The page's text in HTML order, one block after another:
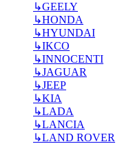
↳GEELY
↳HONDA
↳HYUNDAI
↳IKCO
↳INNOCENTI
↳JAGUAR
↳JEEP
↳KIA
↳LADA
↳LANCIA
↳LAND ROVER